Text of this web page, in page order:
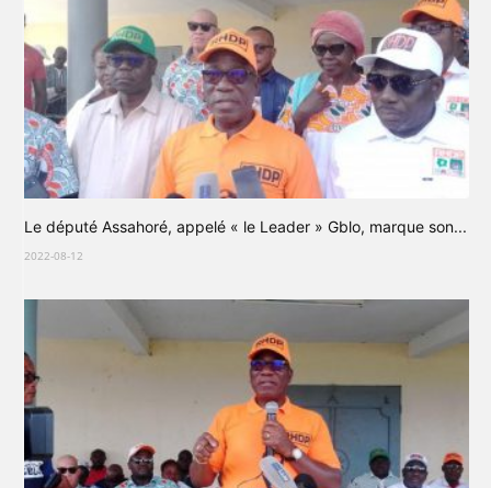
Le député Assahoré, appelé « le Leader » Gblo, marque son...
2022-08-12